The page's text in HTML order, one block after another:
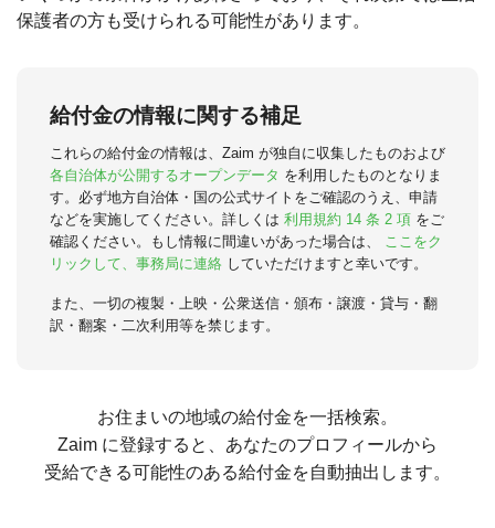
保護者の方も受けられる可能性があります。
給付金の情報に関する補足
これらの給付金の情報は、Zaim が独自に収集したものおよび
各自治体が公開するオープンデータ を利用したものとなりま
す。必ず地方自治体・国の公式サイトをご確認のうえ、申請
などを実施してください。詳しくは 利用規約 14 条 2 項 をご
確認ください。もし情報に間違いがあった場合は、
ここをク
リックして、事務局に連絡 していただけますと幸いです。
また、一切の複製・上映・公衆送信・頒布・譲渡・貸与・翻
訳・翻案・二次利用等を禁じます。
お住まいの地域の給付金を一括検索。
Zaim に登録すると、あなたのプロフィールから
受給できる可能性のある給付金を自動抽出します。